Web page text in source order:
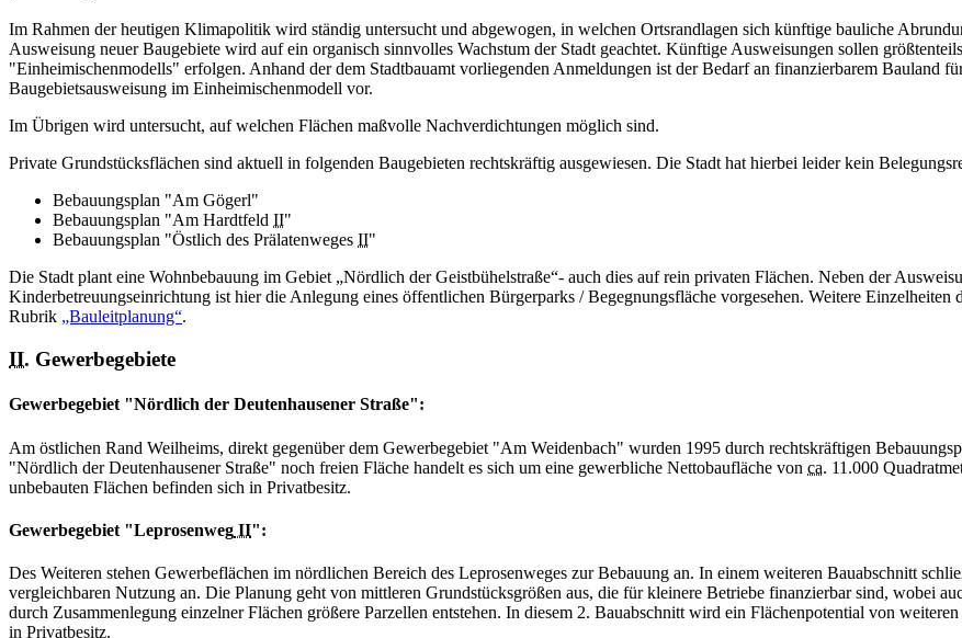
Im Rahmen der heutigen Klimapolitik wird ständig untersucht und abgewogen, in welchen Ortsrandlagen sich künftige bauliche
Ausweisung neuer Baugebiete wird auf ein organisch sinnvolles Wachstum der Stadt geachtet. Künftige Ausweisungen sollen
"Einheimischenmodells" erfolgen. Anhand der dem Stadtbauamt vorliegenden Anmeldungen ist der Bedarf an finanzierbarem Bauland
Baugebietsausweisung im Einheimischenmodell vor.
Im Übrigen wird untersucht, auf welchen Flächen maßvolle Nachverdichtungen möglich sind.
Private Grundstücksflächen sind aktuell in folgenden Baugebieten rechtskräftig ausgewiesen. Die Stadt hat hierbei leider kein
Bebauungsplan "Am Gögerl"
Bebauungsplan "Am Hardtfeld II"
Bebauungsplan "Östlich des Prälatenweges II"
Die Stadt plant eine Wohnbebauung im Gebiet „Nördlich der Geistbühelstraße“- auch dies auf rein privaten Flächen. Neben der
Kinderbetreuungseinrichtung ist hier die Anlegung eines öffentlichen Bürgerparks / Begegnungsfläche vorgesehen. Weitere Einzelheiten
Rubrik „Bauleitplanung“.
II. Gewerbegebiete
Gewerbegebiet "Nördlich der Deutenhausener Straße":
Am östlichen Rand Weilheims, direkt gegenüber dem Gewerbegebiet "Am Weidenbach" wurden 1995 durch rechtskräftigen
"Nördlich der Deutenhausener Straße" noch freien Fläche handelt es sich um eine gewerbliche Nettobaufläche von ca. 11.000
unbebauten Flächen befinden sich in Privatbesitz.
Gewerbegebiet "Leprosenweg II":
Des Weiteren stehen Gewerbeflächen im nördlichen Bereich des Leprosenweges zur Bebauung an. In einem weiteren Bauabschnitt
vergleichbaren Nutzung an. Die Planung geht von mittleren Grundstücksgrößen aus, die für kleinere Betriebe finanzierbar sind, wobei
durch Zusammenlegung einzelner Flächen größere Parzellen entstehen. In diesem 2. Bauabschnitt wird ein Flächenpotential von
in Privatbesitz.